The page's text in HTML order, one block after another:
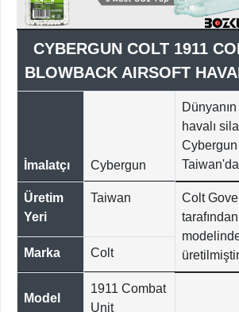
CYBERGUN COLT 1911
BLOWBACK AIRSOFT
İmalatçı Cybergun
havalı
Cybergun
Üretim
Yeri
Taiwan
Colt
Marka Colt
Model
1911 Combat
Unit